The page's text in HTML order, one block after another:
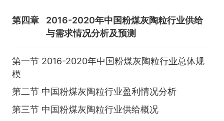
第四章
2016-2020年中国粉煤灰陶粒行业供给
与需求情况分析及预测
第一节 2016-2020年中国粉煤灰陶粒行业总体规
模
第二节 中国粉煤灰陶粒行业盈利情况分析
第三节 中国粉煤灰陶粒行业供给概况